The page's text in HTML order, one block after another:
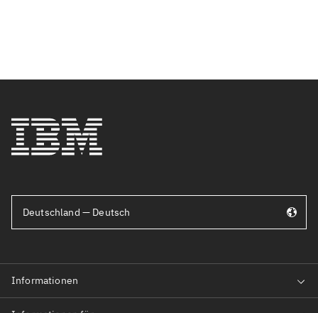
Deutschland — Deutsch